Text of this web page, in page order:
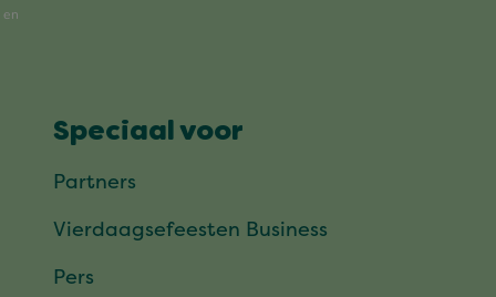
Speciaal voor
Partners
Vierdaagsefeesten Business
Pers